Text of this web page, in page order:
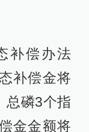
补偿办法
补偿金将
总磷3个指
金金额将